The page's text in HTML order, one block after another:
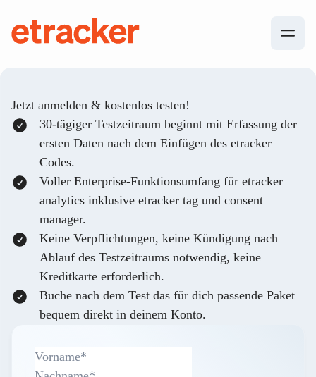
Jetzt anmelden & kostenlos testen!
30-tägiger Testzeitraum beginnt mit Erfassung der
ersten Daten nach dem Einfügen des etracker
Codes.
Voller Enterprise-Funktionsumfang für etracker
analytics inklusive etracker tag und consent
manager.
Keine Verpflichtungen, keine Kündigung nach
Ablauf des Testzeitraums notwendig, keine
Kreditkarte erforderlich.
Buche nach dem Test das für dich passende Paket
bequem direkt in deinem Konto.